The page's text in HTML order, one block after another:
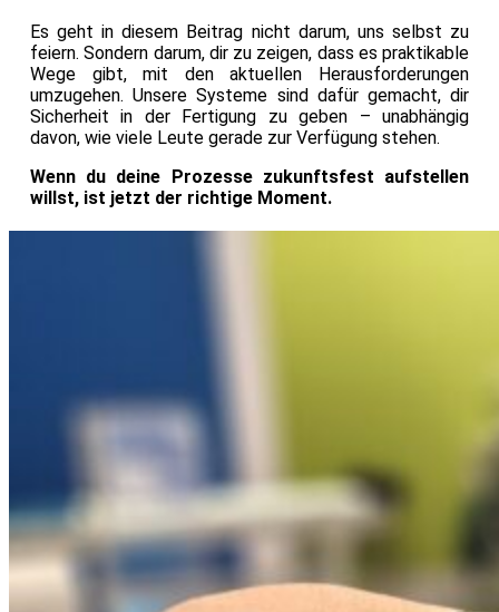
Es geht in diesem Beitrag nicht darum, uns selbst zu
feiern. Sondern darum, dir zu zeigen, dass es praktikable
Wege gibt, mit den aktuellen Herausforderungen
umzugehen. Unsere Systeme sind dafür gemacht, dir
Sicherheit in der Fertigung zu geben – unabhängig
davon, wie viele Leute gerade zur Verfügung stehen.
Wenn du deine Prozesse zukunftsfest aufstellen
willst, ist jetzt der richtige Moment.